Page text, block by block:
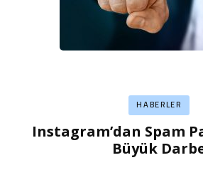
HABERLER
Instagram’dan Spam
Büyük